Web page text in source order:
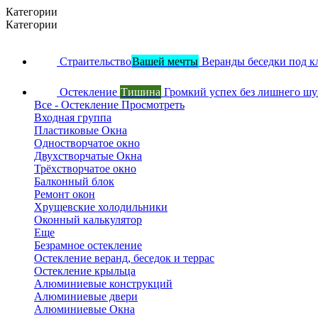
Категории
Категории
СтраительствоВашей мечты Веранды беседки под
Остекление Тишина Громкий успех без лишнего
Все - Остекление Просмотреть
Входная группа
Пластиковые Окна
Одностворчатое окно
Двухстворчатые Окна
Трёхстворчатое окно
Балконный блок
Ремонт окон
Хрущевские холодильники
Оконный калькулятор
Еще
Безрамное остекление
Остекление веранд, беседок и террас
Остекление крыльца
Алюминиевые конструкций
Алюминиевые двери
Алюминиевые Окна